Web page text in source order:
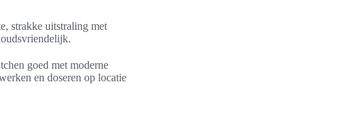
strakke uitstraling met
goed met moderne
en doseren op locatie